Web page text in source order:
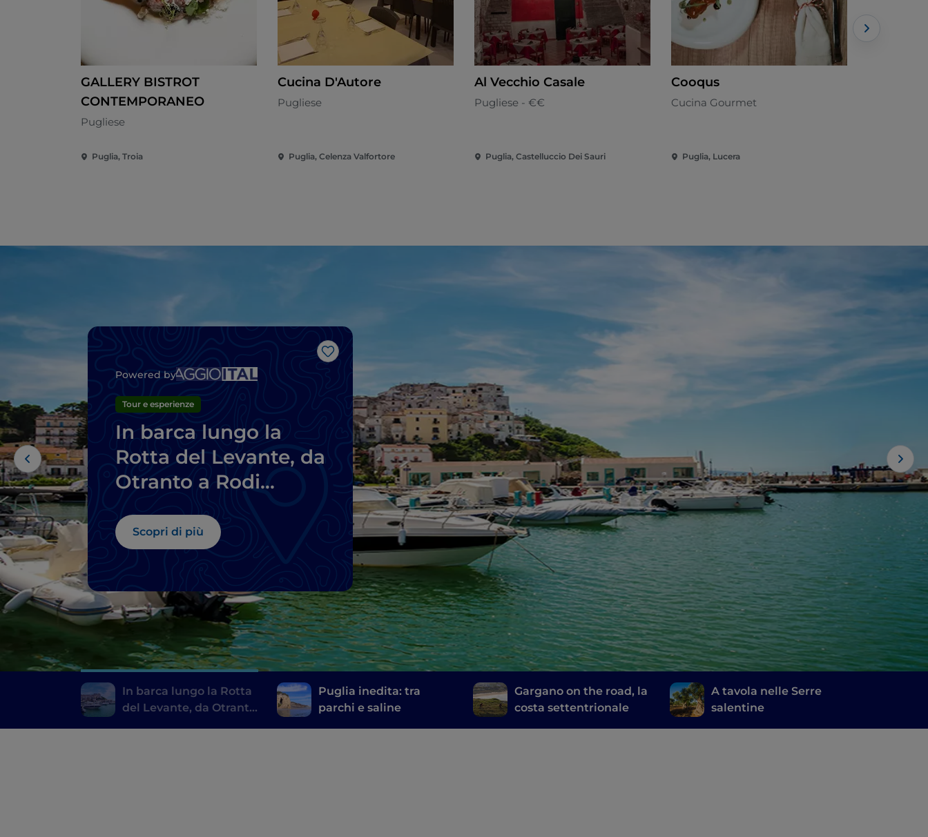
GALLERY BISTROT
CONTEMPORANEO
Pugliese
Puglia, Troia
Cucina D'Autore
Pugliese
Puglia, Celenza Valfortore
Al Vecchio Casale
Pugliese - €€
Puglia, Castelluccio Dei Sauri
Cooqus
Cucina Gourmet
Puglia, Lucera
Like
Powered by
Tour e esperienze
In barca lungo la
Rotta del Levante, da
Otranto a Rodi
Scopri di più
In barca lungo la Rotta
del Levante, da Otranto
Puglia inedita: tra
parchi e saline
Gargano on the road, la
costa settentrionale
A tavola nelle Serre
salentine